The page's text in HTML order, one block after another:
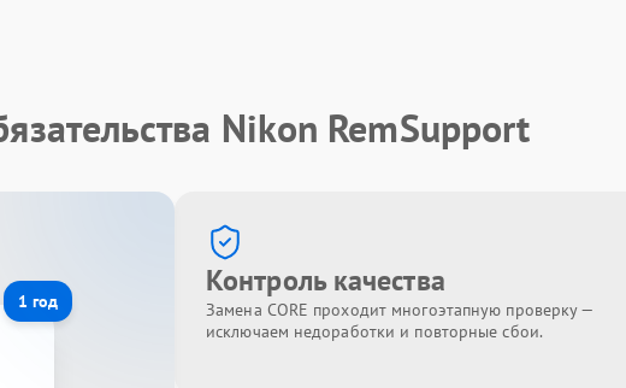
Nikon RemSupport
1 год
Контроль качества
Замена CORE проходит многоэтапную проверку —
исключаем недоработки и повторные сбои.